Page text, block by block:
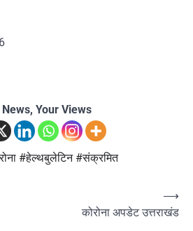
Your Views
#हेल्थबुलेटिन #संक्रमित
कोरोना अपडेट उत्तराखंड
⟶